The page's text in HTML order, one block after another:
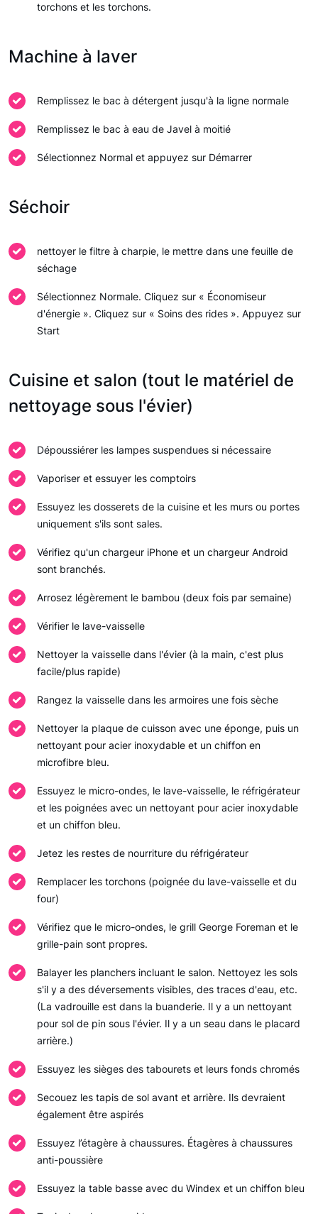
torchons et les torchons.
Machine à laver
Remplissez le bac à détergent jusqu'à la ligne normale
Remplissez le bac à eau de Javel à moitié
Sélectionnez Normal et appuyez sur Démarrer
Séchoir
nettoyer le filtre à charpie, le mettre dans une feuille de
séchage
Sélectionnez Normale. Cliquez sur « Économiseur
d'énergie ». Cliquez sur « Soins des rides ». Appuyez sur
Start
Cuisine et salon (tout le matériel de
nettoyage sous l'évier)
Dépoussiérer les lampes suspendues si nécessaire
Vaporiser et essuyer les comptoirs
Essuyez les dosserets de la cuisine et les murs ou portes
uniquement s'ils sont sales.
Vérifiez qu'un chargeur iPhone et un chargeur Android
sont branchés.
Arrosez légèrement le bambou (deux fois par semaine)
Vérifier le lave-vaisselle
Nettoyer la vaisselle dans l'évier (à la main, c'est plus
facile/plus rapide)
Rangez la vaisselle dans les armoires une fois sèche
Nettoyer la plaque de cuisson avec une éponge, puis un
nettoyant pour acier inoxydable et un chiffon en
microfibre bleu.
Essuyez le micro-ondes, le lave-vaisselle, le réfrigérateur
et les poignées avec un nettoyant pour acier inoxydable
et un chiffon bleu.
Jetez les restes de nourriture du réfrigérateur
Remplacer les torchons (poignée du lave-vaisselle et du
four)
Vérifiez que le micro-ondes, le grill George Foreman et le
grille-pain sont propres.
Balayer les planchers incluant le salon. Nettoyez les sols
s'il y a des déversements visibles, des traces d'eau, etc.
(La vadrouille est dans la buanderie. Il y a un nettoyant
pour sol de pin sous l'évier. Il y a un seau dans le placard
arrière.)
Essuyez les sièges des tabourets et leurs fonds chromés
Secouez les tapis de sol avant et arrière. Ils devraient
également être aspirés
Essuyez l’étagère à chaussures. Étagères à chaussures
anti-poussière
Essuyez la table basse avec du Windex et un chiffon bleu